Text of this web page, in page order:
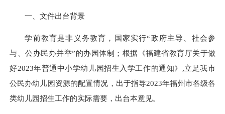
一、文件出台背景
学前教育是非义务教育，国家实行“政府主导、社会参
与、公办民办并举”的办园体制；根据《福建省教育厅关于做
好2023年普通中小学幼儿园招生入学工作的通知》,立足我市
公民办幼儿园资源的配置情况，出于指导2023年福州市各级各
类幼儿园招生工作的实际需要，出台本意见。